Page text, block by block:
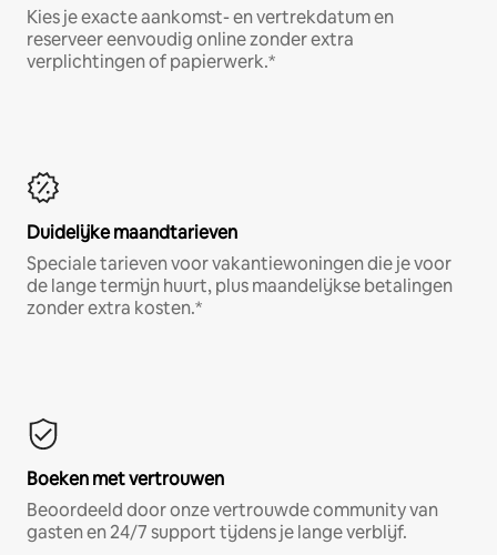
Kies je exacte aankomst- en vertrekdatum en
reserveer eenvoudig online zonder extra
verplichtingen of papierwerk.*
Duidelijke maandtarieven
Speciale tarieven voor vakantiewoningen die je voor
de lange termijn huurt, plus maandelijkse betalingen
zonder extra kosten.*
Boeken met vertrouwen
Beoordeeld door onze vertrouwde community van
gasten en 24/7 support tijdens je lange verblijf.